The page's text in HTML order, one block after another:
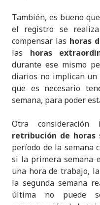
También, es bueno
el registro se
compensar las horas
las horas
durante ese mismo
diarios no implican un
que es necesario
semana, para poder
Otra
retribución de horas
período de la semana
si la primera semana
una hora de trabajo,
la segunda semana
última no puede